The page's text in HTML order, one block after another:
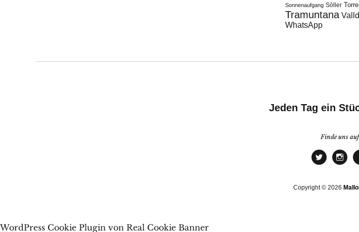
Sonnenaufgang Sòller
Tramuntana
WhatsApp
Jeden Tag ein
Finde uns auf
Copyright © 2026
WordPress Cookie Plugin von Real Cookie Banner